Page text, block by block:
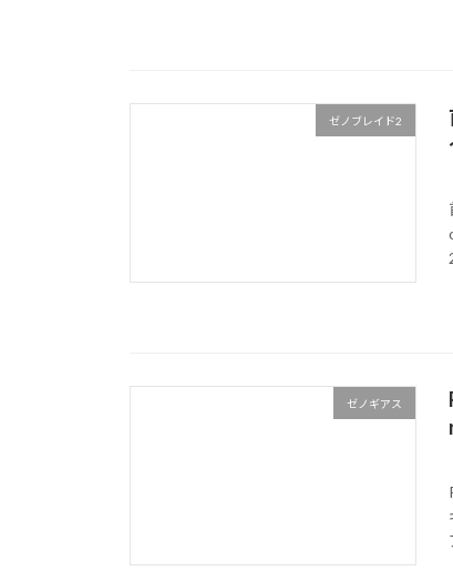
ゼノブレイド2
ゼノギアス